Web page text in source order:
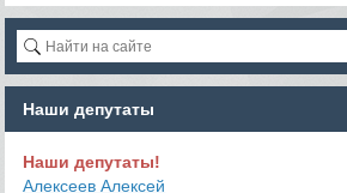
Наши депутаты
Наши депутаты!
Алексеев Алексей